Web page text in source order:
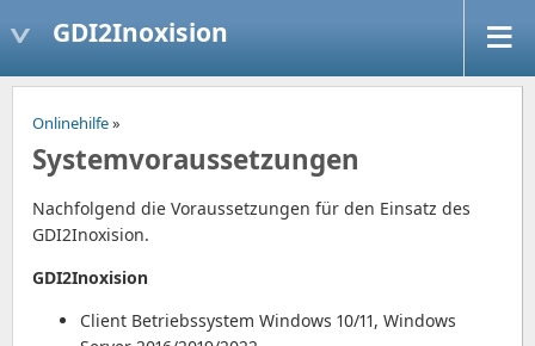
GDI2Inoxision
Onlinehilfe»
Systemvoraussetzungen
Nachfolgend die Voraussetzungen für den Einsatz des
GDI2Inoxision.
GDI2Inoxision
Client Betriebssystem Windows 10/11, Windows